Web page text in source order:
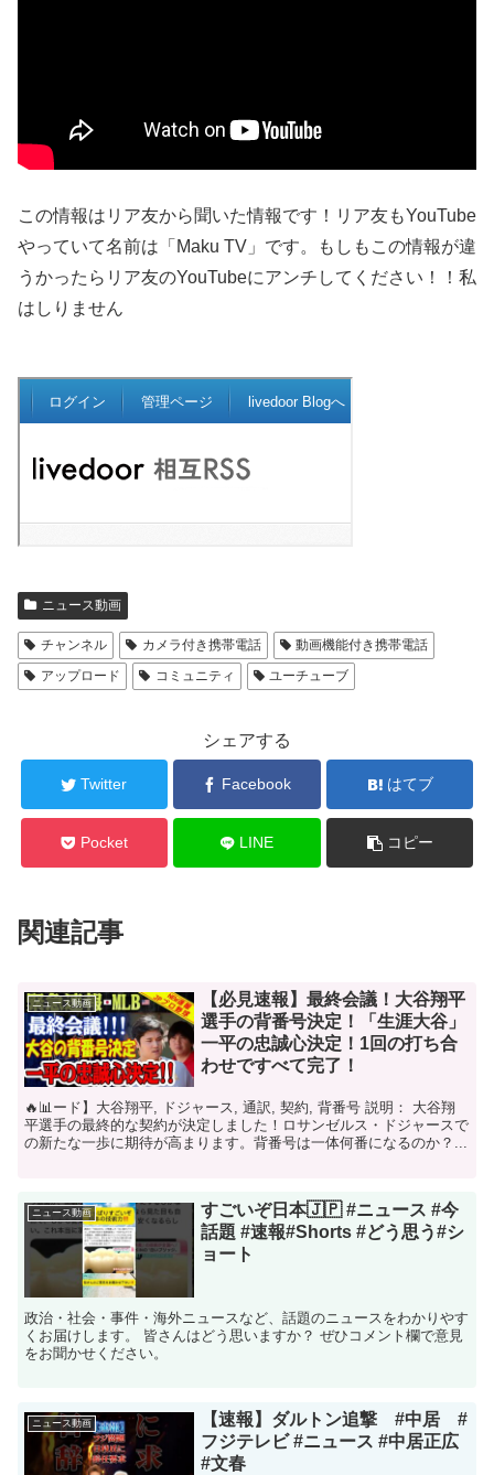
この情報はリア友から聞いた情報です！リア友もYouTube
やっていて名前は「Maku TV」です。もしもこの情報が違
うかったらリア友のYouTubeにアンチしてください！！私
はしりません
ニュース動画
チャンネル カメラ付き携帯電話
動画機能付き携帯電話
アップロード
コミュニティ ユーチューブ
シェアする
Twitter Facebook はてブ
Pocket LINE コピー
関連記事
ニュース動画
【必見速報】最終会議！大谷翔平
選手の背番号決定！「生涯大谷」
一平の忠誠心決定！1回の打ち合
わせですべて完了！
​🔥📊​​ード】大谷翔平, ドジャース, 通訳, 契約, 背番号 説明： 大谷翔
平選手の最終的な契約が決定しました！ロサンゼルス・ドジャースで
の新たな一歩に期待が高まります。背番号は一体何番になるのか？...
ニュース動画
すごいぞ日本🇯🇵 #ニュース #今
話題 #速報#Shorts #どう思う#シ
ョート
政治・社会・事件・海外ニュースなど、話題のニュースをわかりやす
くお届けします。 皆さんはどう思いますか？ ぜひコメント欄で意見
をお聞かせください。
ニュース動画
【速報】ダルトン追撃 #中居 #
フジテレビ #ニュース #中居正広
#文春